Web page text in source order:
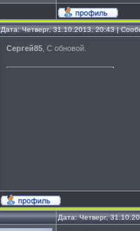
Дата: Четверг, 31.10.2013, 20:43 |
Сергей85 , С обновой.
Дата: Четверг,